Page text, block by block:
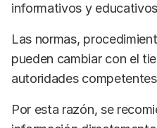
informativos y
Las normas,
pueden cambiar con el
autoridades
Por esta razón, se